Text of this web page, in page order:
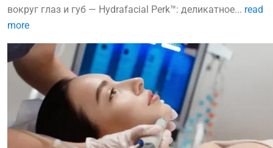
вокруг глаз и губ — Hydrafacial Perk™: деликатное... read
more